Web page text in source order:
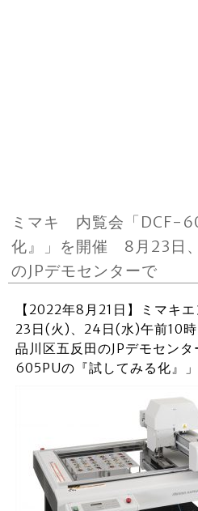
ミマキ 内覧会「DCF-
化』」を開催 8月23日
のJPデモセンターで
【2022年8月21日】ミマキ
23日(火)、24日(水)午前10
品川区五反田のJPデモセン
605PUの『試してみる化』」